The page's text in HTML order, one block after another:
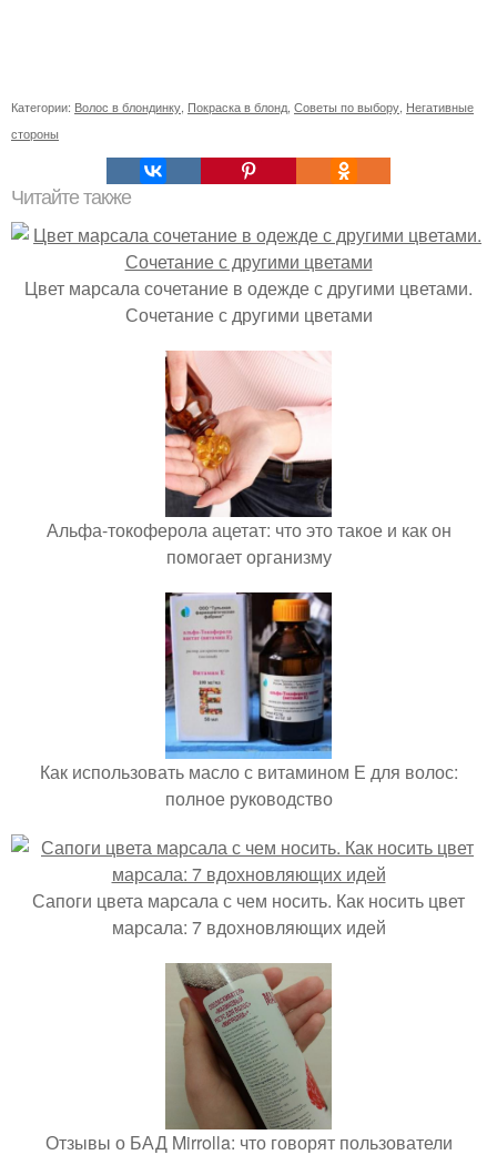
Категории: Волос в блондинку Покраска в блонд Советы по выбору Негативные
стороны
Читайте также
Цвет марсала сочетание в одежде с другими цветами.
Сочетание с другими цветами
Альфа-токоферола ацетат: что это такое и как он
помогает организму
Как использовать масло с витамином Е для волос:
полное руководство
Сапоги цвета марсала с чем носить. Как носить цвет
марсала: 7 вдохновляющих идей
Отзывы о БАД Mirrolla: что говорят пользователи